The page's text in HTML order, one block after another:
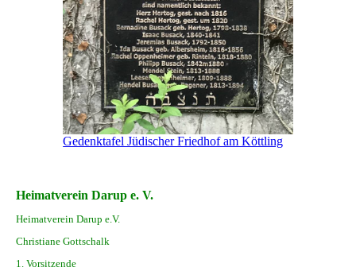
Gedenktafel Jüdischer Friedhof am Köttling
Heimatverein Darup e. V.
Heimatverein Darup e.V.
Christiane Gottschalk
1. Vorsitzende